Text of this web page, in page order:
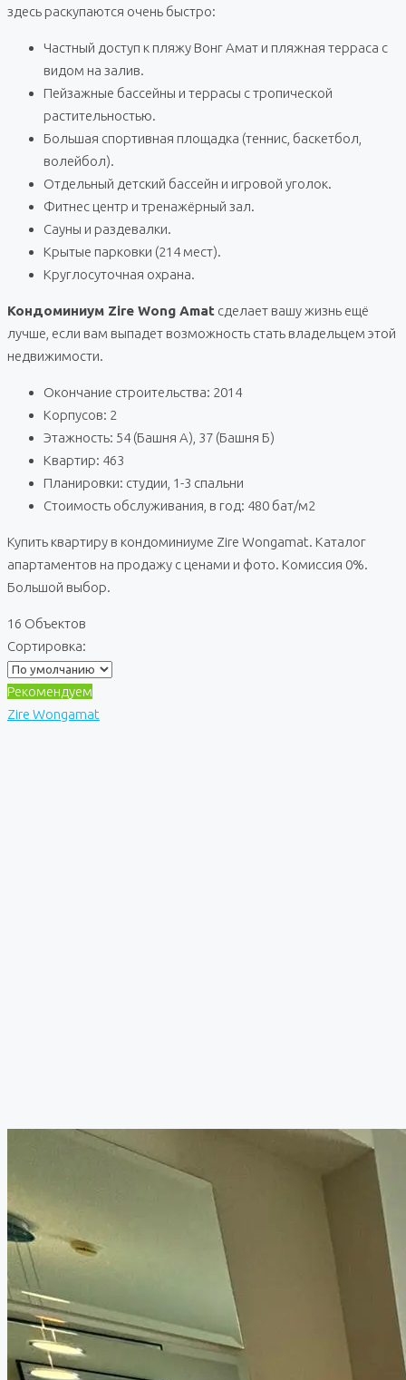
здесь раскупаются очень быстро:
Частный доступ к пляжу Вонг Амат и пляжная терраса с
видом на залив.
Пейзажные бассейны и террасы с тропической
растительностью.
Большая спортивная площадка (теннис, баскетбол,
волейбол).
Отдельный детский бассейн и игровой уголок.
Фитнес центр и тренажёрный зал.
Сауны и раздевалки.
Крытые парковки (214 мест).
Круглосуточная охрана.
Кондоминиум Zire Wong Amat сделает вашу жизнь ещё
лучше, если вам выпадет возможность стать владельцем этой
недвижимости.
Окончание строительства: 2014
Корпусов: 2
Этажность: 54 (Башня А), 37 (Башня Б)
Квартир: 463
Планировки: студии, 1-3 спальни
Стоимость обслуживания, в год: 480 бат/м2
Купить квартиру в кондоминиуме Zire Wongamat. Каталог
апартаментов на продажу с ценами и фото. Комиссия 0%.
Большой выбор.
16 Объектов
Сортировка:
Рекомендуем
Zire Wongamat